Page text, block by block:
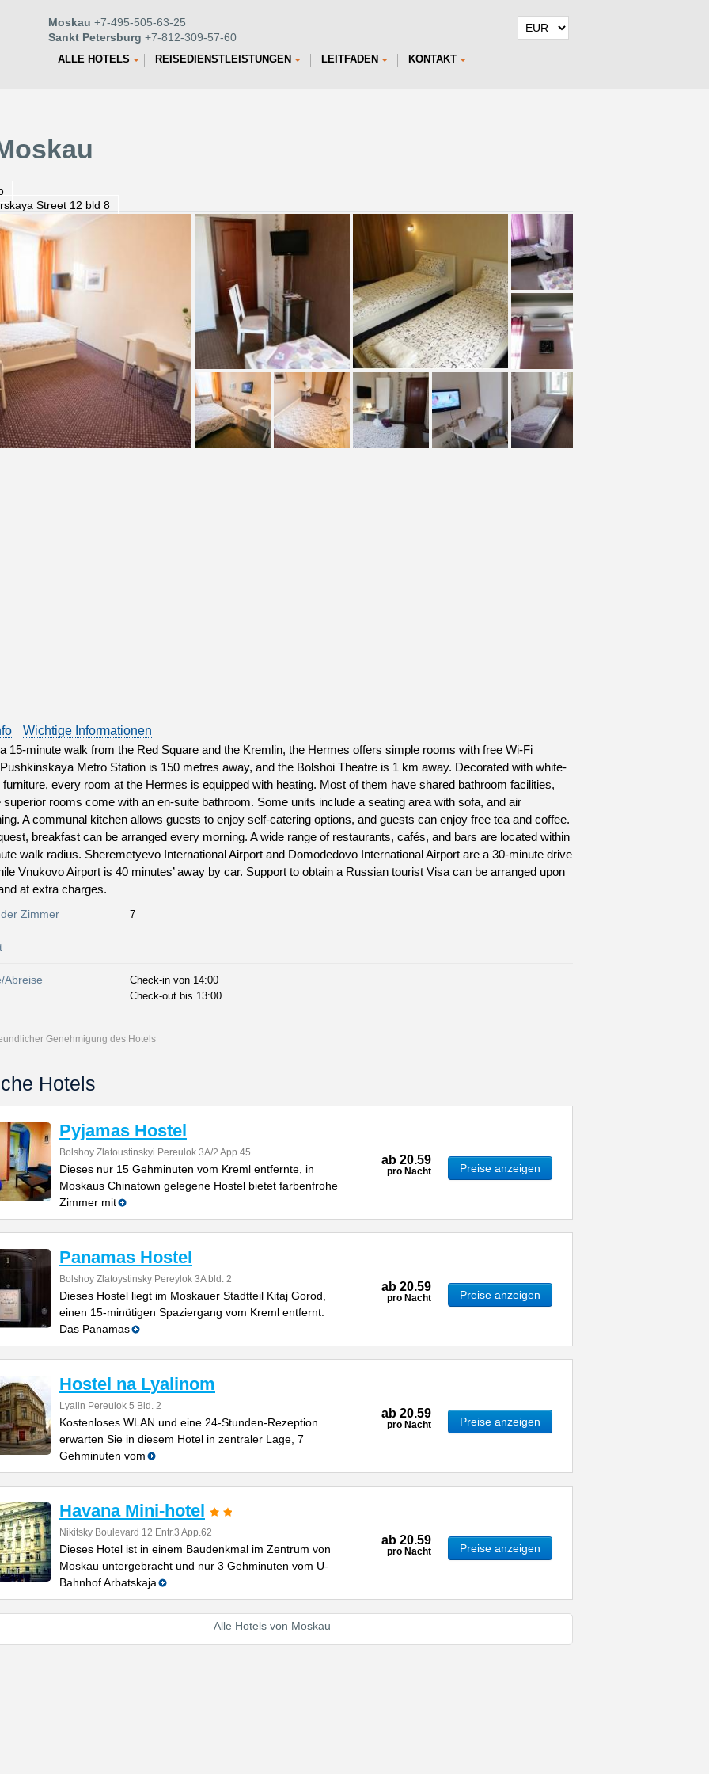
Moskau +7-495-505-63-25
Sankt Petersburg +7-812-309-57-60
ALLE HOTELS REISEDIENSTLEISTUNGEN LEITFADEN KONTAKT
Street 12 bld 8
Wichtige Informationen
15-minute walk from the Red Square and the Kremlin, the Hermes offers simple rooms with free Wi-Fi
Metro Station is 150 metres away, and the Bolshoi Theatre is 1 km away. Decorated with white-
furniture, every room at the Hermes is equipped with heating. Most of them have shared bathroom facilities,
superior rooms come with an en-suite bathroom. Some units include a seating area with sofa, and air
A communal kitchen allows guests to enjoy self-catering options, and guests can enjoy free tea and coffee.
breakfast can be arranged every morning. A wide range of restaurants, cafés, and bars are located within
walk radius. Sheremetyevo International Airport and Domodedovo International Airport are a 30-minute drive
Vnukovo Airport is 40 minutes’ away by car. Support to obtain a Russian tourist Visa can be arranged upon
at extra charges.
Zimmer 7
Abreise
Check-in von 14:00
Check-out bis 13:00
Genehmigung des Hotels
Hotels
Pyjamas Hostel
Bolshoy Zlatoustinskyi Pereulok 3A/2 App.45
Dieses nur 15 Gehminuten vom Kreml entfernte, in
Moskaus Chinatown gelegene Hostel bietet farbenfrohe
Zimmer mit
ab 20.59
pro Nacht Preise anzeigen
Panamas Hostel
Bolshoy Zlatoystinsky Pereylok 3A bld. 2
Dieses Hostel liegt im Moskauer Stadtteil Kitaj Gorod,
einen 15-minütigen Spaziergang vom Kreml entfernt.
Das Panamas
ab 20.59
pro Nacht Preise anzeigen
Hostel na Lyalinom
Lyalin Pereulok 5 Bld. 2
Kostenloses WLAN und eine 24-Stunden-Rezeption
erwarten Sie in diesem Hotel in zentraler Lage, 7
Gehminuten vom
ab 20.59
pro Nacht Preise anzeigen
Havana Mini-hotel
Nikitsky Boulevard 12 Entr.3 App.62
Dieses Hotel ist in einem Baudenkmal im Zentrum von
Moskau untergebracht und nur 3 Gehminuten vom U-
Bahnhof Arbatskaja
ab 20.59
pro Nacht Preise anzeigen
Alle Hotels von Moskau